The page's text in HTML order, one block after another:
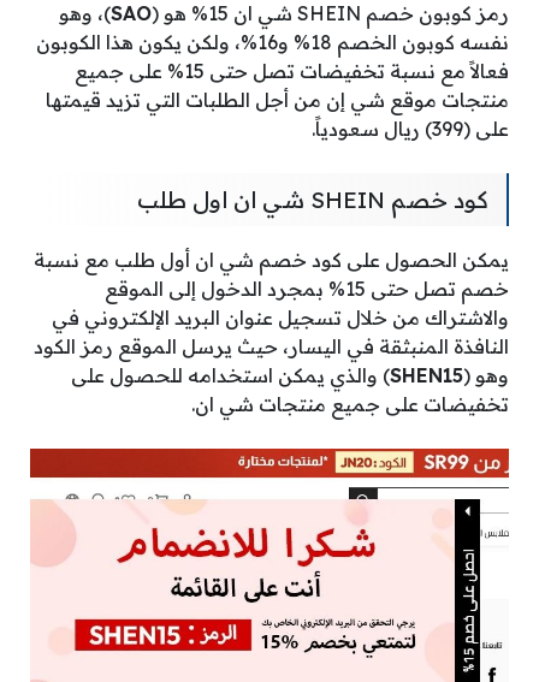
رمز كوبون خصم SHEIN شي ان 15% هو ( SAO)، وهو
نفسه كوبون الخصم 18% و16%، ولكن يكون هذا الكوبون
فعالاً مع نسبة تخفيضات تصل حتى 15% على جميع
منتجات موقع شي إن من أجل الطلبات التي تزيد قيمتها
على (399) ريال سعودياً.
كود خصم SHEIN شي ان اول طلب
يمكن الحصول على كود خصم شي ان أول طلب مع نسبة
خصم تصل حتى 15% بمجرد الدخول إلى الموقع
والاشتراك من خلال تسجيل عنوان البريد الإلكتروني في
النافذة المنبثقة في اليسار، حيث يرسل الموقع رمز الكود
وهو (SHEN15) والذي يمكن استخدامه للحصول على
تخفيضات على جميع منتجات شي ان.